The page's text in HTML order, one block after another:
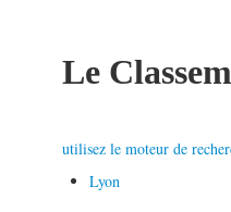
Le
utilisez le moteur de
Lyon